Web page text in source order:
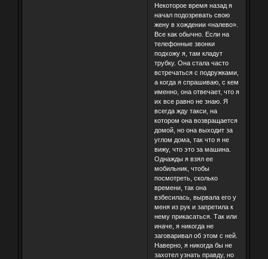
Некоторое время назад я
начал подозревать свою
жену в хождении «налево».
Все как обычно. Если на
телефонные звонки
подхожу я, там кладут
трубку. Она стала часто
встречаться с подружками,
а когда я спрашиваю, с кем
именно, она отвечает, что я
их все равно не знаю. Я
всегда жду такси, на
котором она возвращается
домой, но она выходит за
углом дома, так что я не
вижу, что это за машина.
Однажды я взял ее
мобильник, чтобы
посмотреть, сколько
времени, так она
взбесилась, вырвала его у
меня из рук и запретила к
нему прикасаться. Так или
иначе, я никогда не
заговаривал об этом с ней.
Наверно, я никогда бы не
захотел узнать правду, но